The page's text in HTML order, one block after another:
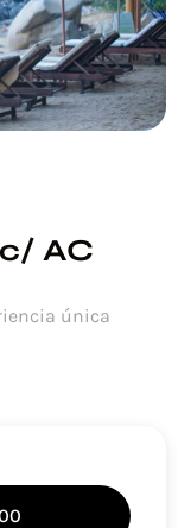
AC
única